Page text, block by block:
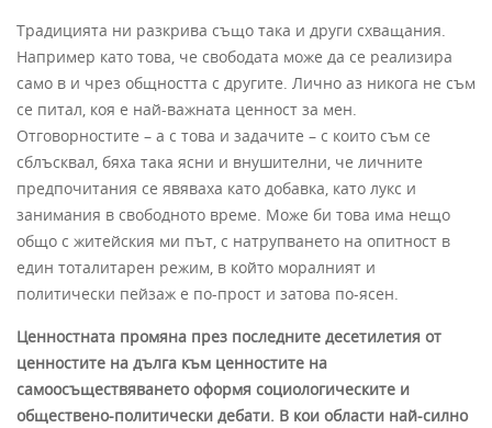
Традицията ни разкрива също така и други схващания.
Например като това, че свободата може да се реализира
само в и чрез общността с другите. Лично аз никога не съм
се питал, коя е най-важната ценност за мен.
Отговорностите – а с това и задачите – с които съм се
сблъсквал, бяха така ясни и внушителни, че личните
предпочитания се явяваха като добавка, като лукс и
занимания в свободното време. Може би това има нещо
общо с житейския ми път, с натрупването на опитност в
един тоталитарен режим, в който моралният и
политически пейзаж е по-прост и затова по-ясен.
Ценностната промяна през последните десетилетия от
ценностите на дълга към ценностите на
самоосъществяването оформя социологическите и
обществено-политически дебати. В кои области най-силно